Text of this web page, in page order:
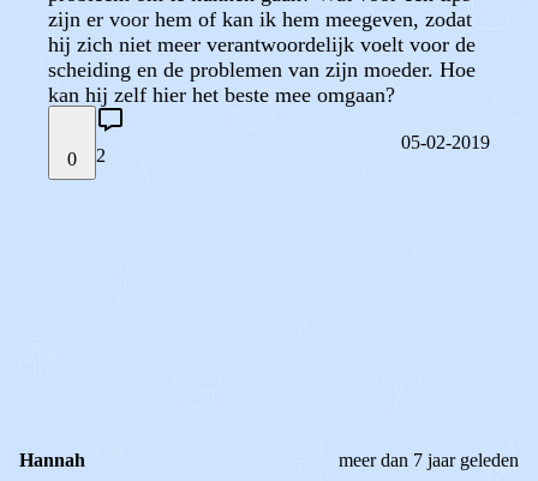
zijn er voor hem of kan ik hem meegeven, zodat
hij zich niet meer verantwoordelijk voelt voor de
scheiding en de problemen van zijn moeder. Hoe
kan hij zelf hier het beste mee omgaan?
0 2
05-02-2019
Hannah meer dan 7 jaar geleden